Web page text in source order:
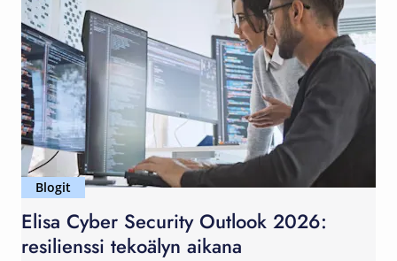
Blogit
Elisa Cyber Security Outlook 2026:
resilienssi tekoälyn aikana